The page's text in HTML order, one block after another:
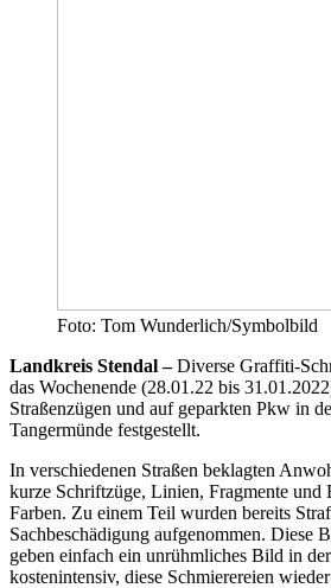
Foto: Tom Wunderlich/Symbolbild
Landkreis Stendal –Diverse Graffiti-
das Wochenende (28.01.22 bis
Straßenzügen und auf geparkten Pkw in
Tangermünde festgestellt.
In verschiedenen Straßen beklagten
kurze Schriftzüge, Linien, Fragmente und
Farben. Zu einem Teil wurden bereits
Sachbeschädigung aufgenommen. Diese
geben einfach ein unrühmliches Bild in
kostenintensiv, diese Schmierereien